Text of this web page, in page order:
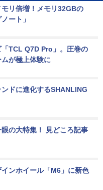
リ倍増！メモリ32GBの
ート」
TCL Q7D Pro」。圧巻の
が極上体験に
ドに進化するSHANLING
の大特集！ 見どころ記事
ンホイール「M6」に新色